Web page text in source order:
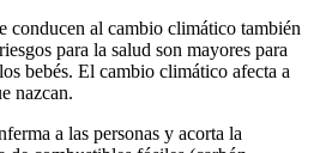
conducen al cambio climático también
para la salud son mayores para
bebés. El cambio climático afecta a
nazcan.
a las personas y acorta la